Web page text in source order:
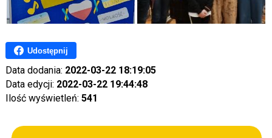
Udostępnij
Data dodania: 2022-03-22 18:19:05
Data edycji: 2022-03-22 19:44:48
Ilość wyświetleń: 541